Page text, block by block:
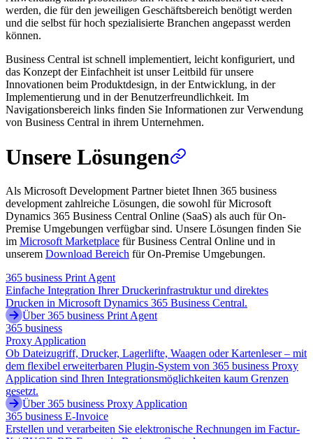
werden, die für den jeweiligen Geschäftsbereich benötigt werden
und die selbst für hoch spezialisierte Branchen angepasst werden
können.
Business Central ist schnell implementiert, leicht konfiguriert, und
das Konzept der Einfachheit ist unser Leitbild für unsere
Innovationen beim Produktdesign, in der Entwicklung, in der
Implementierung und in der Benutzerfreundlichkeit. Im
Navigationsbereich links finden Sie Informationen zur Verwendung
von Business Central in ihrem Unternehmen.
Unsere Lösungen
Als Microsoft Development Partner bietet Ihnen 365 business
development zahlreiche Lösungen, die sowohl für Microsoft
Dynamics 365 Business Central Online (SaaS) als auch für On-
Premise Umgebungen verfügbar sind. Unsere Lösungen finden Sie
im Microsoft Marketplace für Business Central Online und in
unserem Download Bereich für On-Premise Umgebungen.
365 business Print Agent
Einfache Integration Ihrer Druckerinfrastruktur und direktes
Drucken in Microsoft Dynamics 365 Business Central.
Über 365 business Print Agent
365 business
Proxy Application
Ob Dateizugriff, Drucker, Lagerlifte, Waagen oder Kartenleser – mit
dem flexibel erweiterbaren Plugin-System von 365 business Proxy
Application sind Ihren Integrationsmöglichkeiten kaum Grenzen
gesetzt.
Über 365 business Proxy Application
365 business E-Invoice
Erstellen und verarbeiten Sie elektronische Rechnungen im Factur-